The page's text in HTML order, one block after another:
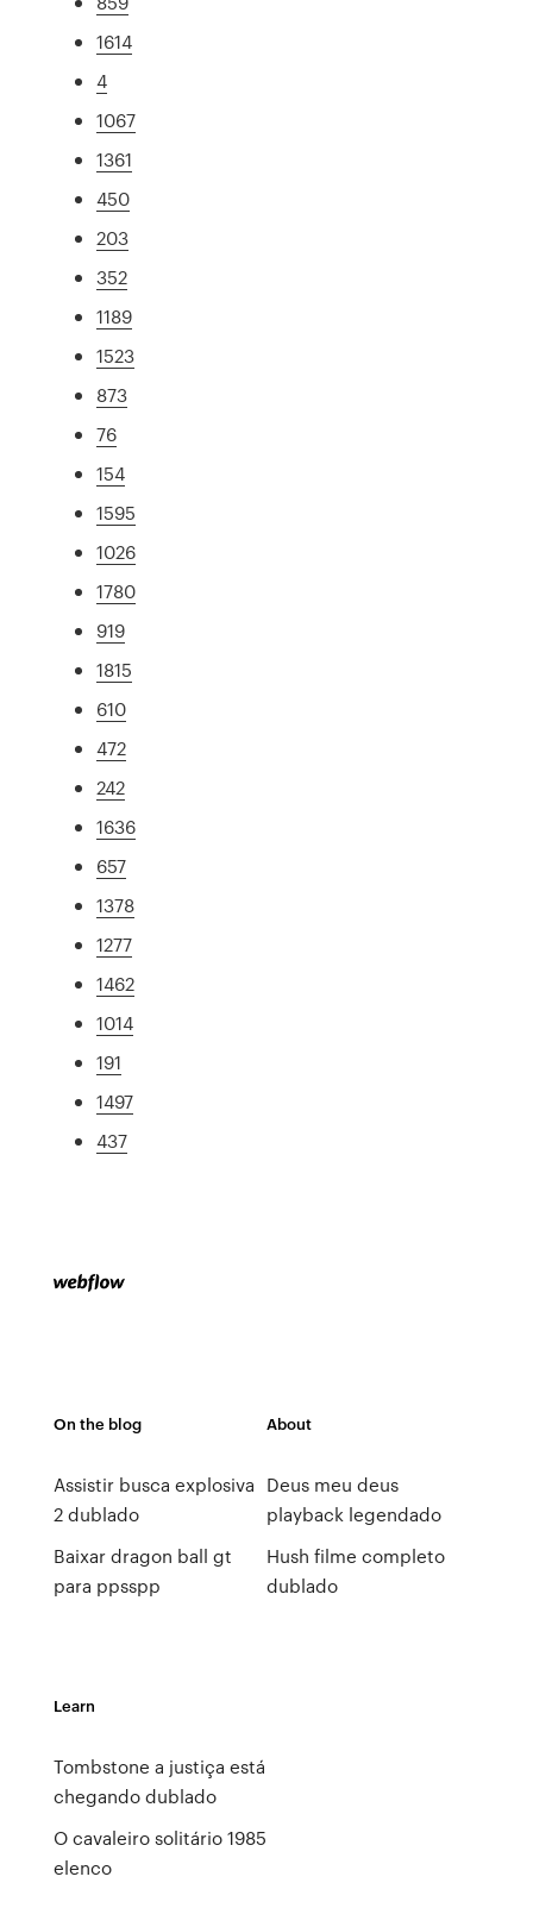
1614
4
1067
1361
450
203
352
1189
1523
873
76
154
1595
1026
1780
919
1815
610
472
242
1636
657
1378
1277
1462
1014
191
1497
437
On the blog
Assistir busca explosiva
2 dublado
Baixar dragon ball gt
para ppsspp
About
Deus meu deus
playback legendado
Hush filme completo
dublado
Learn
Tombstone a justiça está
chegando dublado
O cavaleiro solitário 1985
elenco